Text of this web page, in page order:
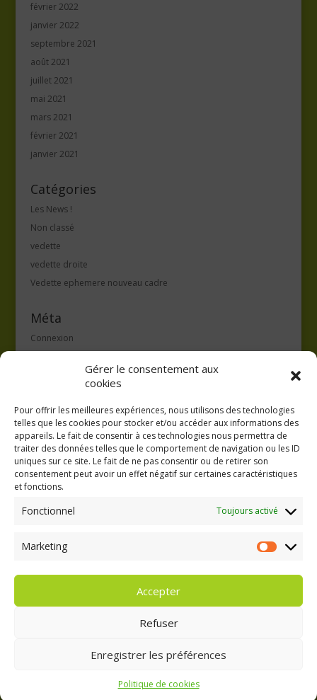
Gérer le consentement aux
cookies
Pour offrir les meilleures expériences, nous utilisons des technologies
telles que les cookies pour stocker et/ou accéder aux informations des
appareils. Le fait de consentir à ces technologies nous permettra de
traiter des données telles que le comportement de navigation ou les ID
uniques sur ce site. Le fait de ne pas consentir ou de retirer son
consentement peut avoir un effet négatif sur certaines caractéristiques
et fonctions.
Fonctionnel Toujours activé
Marketing Marketing
Accepter
Refuser
Enregistrer les préférences
Politique de cookies
février 2022
janvier 2022
septembre 2021
août 2021
juillet 2021
mai 2021
mars 2021
février 2021
janvier 2021
Catégories
Les News !
Non classé
vedette
vedette droite
Vedette ephemere nouveau cadre
Méta
Connexion
Flux des commentaires
GAEC A la volée
Kergreach - Loperhet
06 65 62 84 25